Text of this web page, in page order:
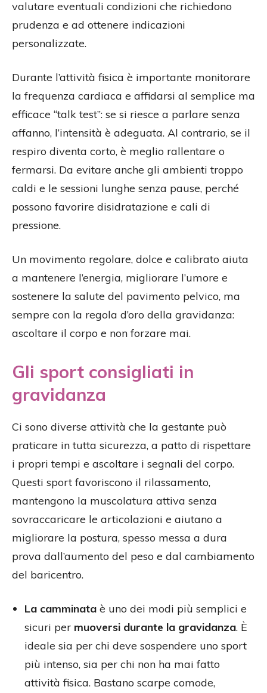
valutare eventuali condizioni che richiedono
prudenza e ad ottenere indicazioni
personalizzate.
Durante l’attività fisica è importante monitorare
la frequenza cardiaca e affidarsi al semplice ma
efficace “talk test”: se si riesce a parlare senza
affanno, l’intensità è adeguata. Al contrario, se il
respiro diventa corto, è meglio rallentare o
fermarsi. Da evitare anche gli ambienti troppo
caldi e le sessioni lunghe senza pause, perché
possono favorire disidratazione e cali di
pressione.
Un movimento regolare, dolce e calibrato aiuta
a mantenere l’energia, migliorare l’umore e
sostenere la salute del pavimento pelvico, ma
sempre con la regola d’oro della gravidanza:
ascoltare il corpo e non forzare mai.
Gli sport consigliati in
gravidanza
Ci sono diverse attività che la gestante può
praticare in tutta sicurezza, a patto di rispettare
i propri tempi e ascoltare i segnali del corpo.
Questi sport favoriscono il rilassamento,
mantengono la muscolatura attiva senza
sovraccaricare le articolazioni e aiutano a
migliorare la postura, spesso messa a dura
prova dall’aumento del peso e dal cambiamento
del baricentro.
La camminata è uno dei modi più semplici e
sicuri per muoversi durante la gravidanza. È
ideale sia per chi deve sospendere uno sport
più intenso, sia per chi non ha mai fatto
attività fisica. Bastano scarpe comode,